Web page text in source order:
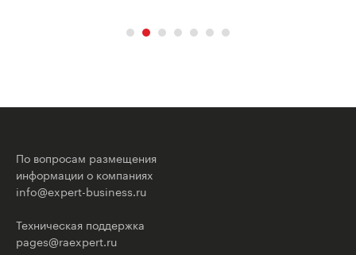
По вопросам размещения
информации о компаниях
info@expert-business.ru
Техническая поддержка
pages@raexpert.ru